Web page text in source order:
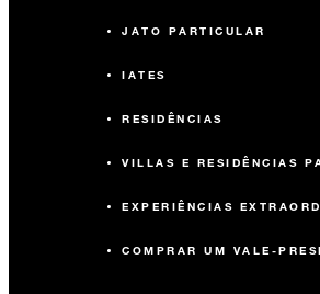
JATO PARTICULAR
IATES
RESIDÊNCIAS
VILLAS E RESIDÊNCIAS
EXPERIÊNCIAS
COMPRAR UM VALE-